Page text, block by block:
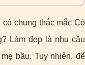
chung thắc mắc Có
Làm đẹp là nhu cầu
bầu. Tuy nhiên, để